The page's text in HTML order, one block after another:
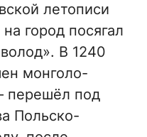
летописи
город посягал
В 1240
монголо-
перешёл под
Польско-